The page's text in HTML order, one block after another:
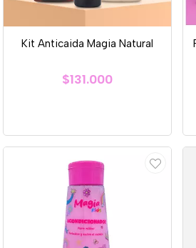
Kit Anticaida Magia Natural
$131.000